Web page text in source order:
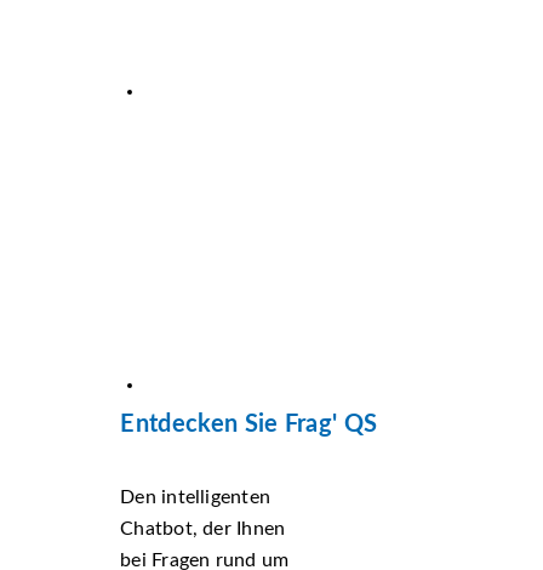
Entdecken Sie Frag' QS
Den intelligenten
Chatbot, der Ihnen
bei Fragen rund um